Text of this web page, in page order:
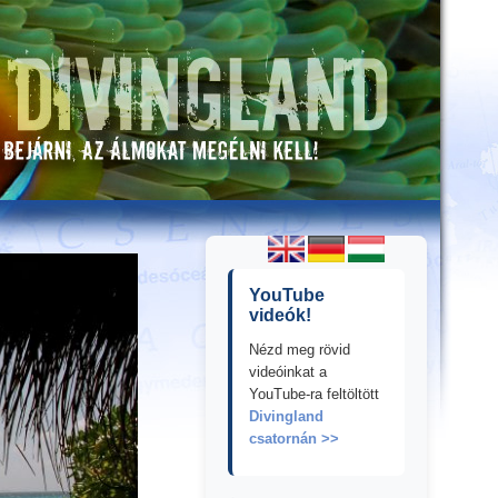
YouTube
videók!
Nézd meg rövid
videóinkat a
YouTube-ra feltöltött
Divingland
csatornán >>